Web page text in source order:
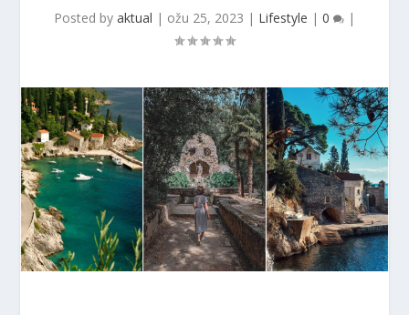
Posted by aktual | ožu 25, 2023 | Lifestyle | 0 |